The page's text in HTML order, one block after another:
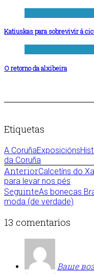
Katiuskas para sobrevivir á
O retorno da alxibeira
Etiquetas
A CoruñaExposicións
da Coruña
AnteriorCalcetíns do
para levar nos pés
SeguinteAs bonecas
moda (de verdade)
13 comentarios
Baшe